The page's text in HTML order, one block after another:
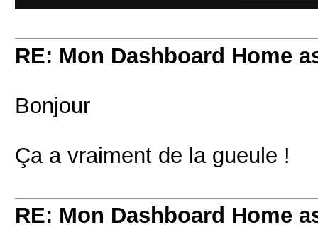
RE: Mon Dashboard Home
Bonjour
Ça a vraiment de la gueule !
RE: Mon Dashboard Home